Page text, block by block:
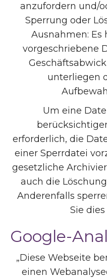
anzufordern und/
Sperrung oder
Ausnahmen:
vorgeschriebene
unterliegen
Um eine
erforderlich, die
einer Sperrdatei
gesetzliche
auch die
Anderenfalls
Sie
Google-
„Diese Webseite
einen